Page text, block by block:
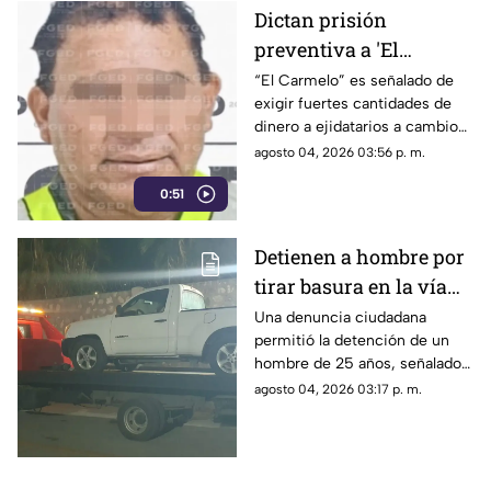
0:51
Dictan prisión
preventiva a 'El
Carmelo' por presunta
extorsión en módulo de
riego en Gómez Palacio
“El Carmelo” es señalado de
exigir fuertes cantidades de
dinero a ejidatarios a cambio
de no suspenderles el
agosto 04, 2026 03:56 p. m.
Detienen a hombre por
tirar basura en la vía
pública de Torreón
Una denuncia ciudadana
permitió la detención de un
hombre de 25 años, señalado
por presuntamente arrojar
agosto 04, 2026 03:17 p. m.